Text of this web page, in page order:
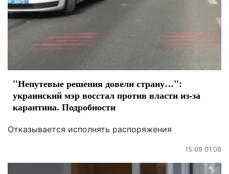
"Непутевые решения довели страну…":
украинский мэр восстал против власти из-за
карантина. Подробности
Отказывается исполнять распоряжения
15:09 01.08